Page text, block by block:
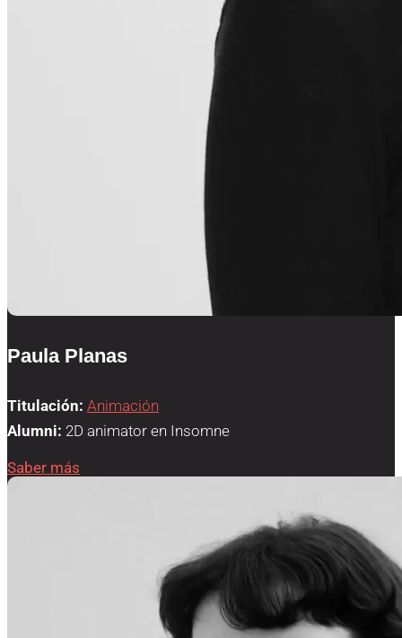
Paula Planas
Titulación: Animación
Alumni: 2D animator en Insomne
Saber más